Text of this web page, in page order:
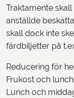
Traktamente
anställde
skall dock inte
färdbiljetter på
Reducering för
Frukost och
Lunch och